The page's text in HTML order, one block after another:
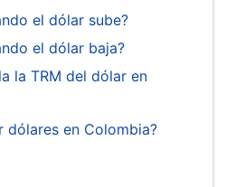
el dólar sube?
el dólar baja?
la TRM del dólar en
dólares en Colombia?